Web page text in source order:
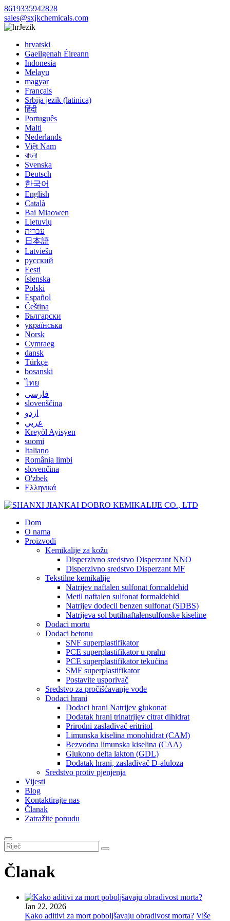
8619335942828
sales@sxjkchemicals.com
Jezik
hrvatski
Gaeilgenah Éireann
Indonesia
Melayu
magyar
Français
Srbija jezik (latinica)
हिंदी
Português
Malti
Nederlands
Việt Nam
বাংলা
Svenska
Deutsch
한국어
English
Català
Bai Miaowen
Lietuvių
עברית
日本語
Latviešu
русский
Eesti
íslenska
Polski
Español
Čeština
Български
українська
Norsk
Cymraeg
dansk
Türkçe
bosanski
ไทย
فارسی
slovenščina
اردو
عربي
Kreyòl Ayisyen
suomi
Italiano
România limbi
slovenčina
O'zbek
Ελληνικά
Dom
O nama
Proizvodi
Kemikalije za kožu
Disperzivno sredstvo Disperzant NNO
Disperzivno sredstvo Disperzant MF
Tekstilne kemikalije
Natrijev naftalen sulfonat formaldehid
Metil naftalen sulfonat formaldehid
Natrijev dodecil benzen sulfonat (SDBS)
Natrijeva sol butilnaftalensulfonske kiseline
Dodaci mortu
Dodaci betonu
SNF superplastifikator
PCE superplastifikator u prahu
PCE superplastifikator tekućina
SMF superplastifikator
Postavite usporivač
Sredstvo za pročišćavanje vode
Dodaci hrani
Dodaci hrani Natrijev glukonat
Dodatak hrani trinatrijev citrat dihidrat
Prirodni zaslađivač eritritol
Limunska kiselina monohidrat (CAM)
Bezvodna limunska kiselina (CAA)
Glukono delta lakton (GDL)
Dodatak hrani, zaslađivač D-aluloza
Sredstvo protiv pjenjenja
Vijesti
Blog
Kontaktirajte nas
Članak
Zatražite ponudu
Članak
Jan 22, 2026
Kako aditivi za mort poboljšavaju obradivost morta? Više